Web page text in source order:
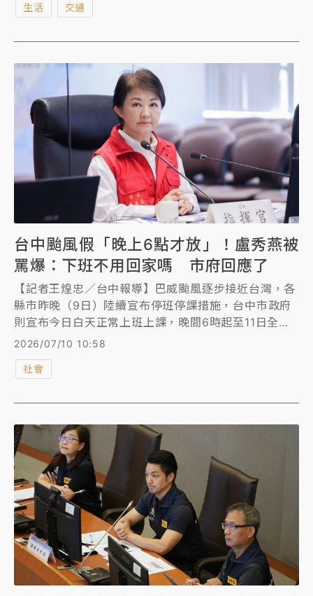
口，為維用路人安全，預計今(10)日晚間20時預警性封
道。
生活 交通
台中颱風假「晚上6點才放」！盧秀燕被
罵爆：下班不用回家嗎 市府回應了
【記者王煌忠／台中報導】巴威颱風逐步接近台灣，各
縣市昨晚（9日）陸續宣布停班停課措施，台中市政府
則宣布今日白天正常上班上課，晚間6時起至11日全天
停止上班、課，形成長達30小時的颱風假。議員質疑市
府圖卡資訊容易造成誤解，更批評相關交通、公共運輸
及停車等配套措施未同步公布；不少網友也湧入台中市
嗎？」對此，市府強調，依據中央氣象署預測，台中市
風雨將於今晚後逐漸增強，因此提前6小時啟動停班停
課，希望讓市民有更多時間做好防颱準備，也將晚班工
作者納入保障範圍。
2026/07/10 10:58
社會